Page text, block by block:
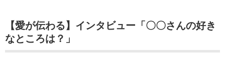
【愛が伝わる】インタビュー「〇〇さんの好き
なところは？」